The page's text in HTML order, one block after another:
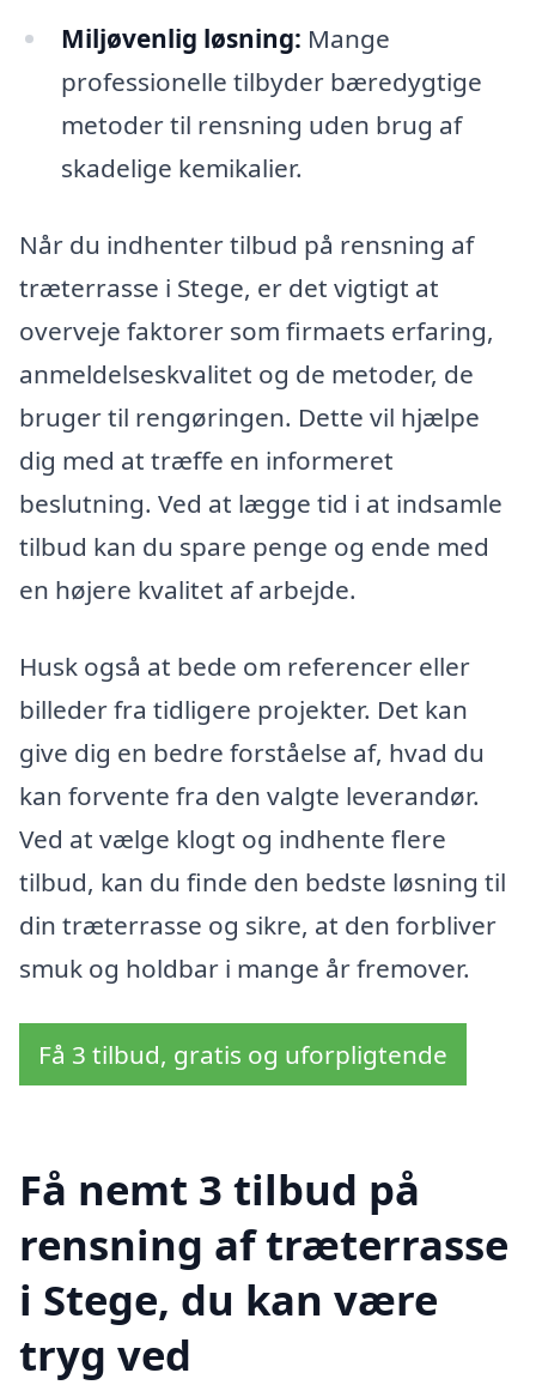
Miljøvenlig løsning: Mange
professionelle tilbyder bæredygtige
metoder til rensning uden brug af
skadelige kemikalier.
Når du indhenter tilbud på rensning af
træterrasse i Stege, er det vigtigt at
overveje faktorer som firmaets erfaring,
anmeldelseskvalitet og de metoder, de
bruger til rengøringen. Dette vil hjælpe
dig med at træffe en informeret
beslutning. Ved at lægge tid i at indsamle
tilbud kan du spare penge og ende med
en højere kvalitet af arbejde.
Husk også at bede om referencer eller
billeder fra tidligere projekter. Det kan
give dig en bedre forståelse af, hvad du
kan forvente fra den valgte leverandør.
Ved at vælge klogt og indhente flere
tilbud, kan du finde den bedste løsning til
din træterrasse og sikre, at den forbliver
smuk og holdbar i mange år fremover.
Få 3 tilbud, gratis og uforpligtende
Få nemt 3 tilbud på
rensning af træterrasse
i Stege, du kan være
tryg ved